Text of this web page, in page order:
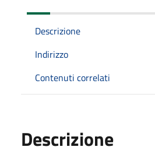
Descrizione
Indirizzo
Contenuti correlati
Descrizione